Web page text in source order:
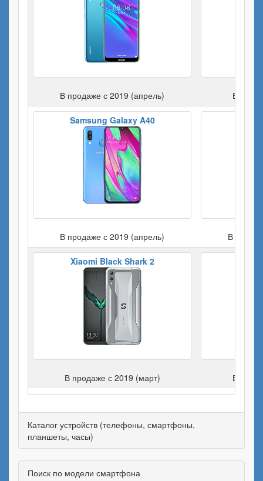
В продаже с 2019 (апрель) В
Samsung Galaxy A40
В продаже с 2019 (апрель) В
Xiaomi Black Shark 2
В продаже с 2019 (март) В
Каталог устройств (телефоны, смартфоны,
планшеты, часы)
Поиск по модели смартфона